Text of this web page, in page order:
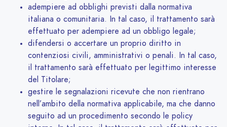
adempiere ad obblighi previsti dalla normativa
italiana o comunitaria. In tal caso, il trattamento sarà
effettuato per adempiere ad un obbligo legale;
difendersi o accertare un proprio diritto in
contenziosi civili, amministrativi o penali. In tal caso,
il trattamento sarà effettuato per legittimo interesse
del Titolare;
gestire le segnalazioni ricevute che non rientrano
nell’ambito della normativa applicabile, ma che danno
seguito ad un procedimento secondo le policy